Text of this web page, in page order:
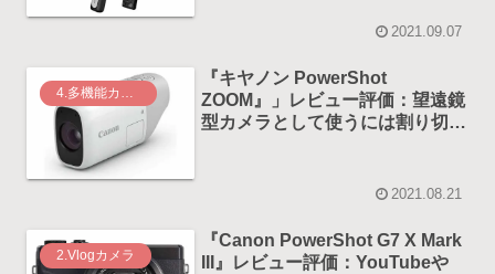
2021.09.07
4.多機能カメラ
『キヤノン PowerShot
ZOOM』」レビュー評価：望遠鏡
型カメラとして使うには割り切り
2021.08.21
2.Vlogカメラ
『Canon PowerShot G7 X Mark
III』レビュー評価：YouTubeや